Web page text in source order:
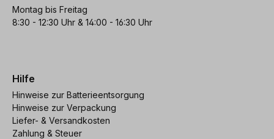
Montag bis Freitag
8:30 - 12:30 Uhr & 14:00 - 16:30 Uhr
Hilfe
Hinweise zur Batterieentsorgung
Hinweise zur Verpackung
Liefer- & Versandkosten
Zahlung & Steuer